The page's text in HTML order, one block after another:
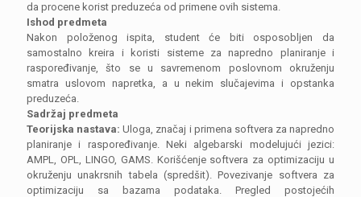
da procene korist preduzeća od primene ovih sistema.
Ishod predmeta
Nakon položenog ispita, student će biti osposobljen da
samostalno kreira i koristi sisteme za napredno planiranje i
raspoređivanje, što se u savremenom poslovnom okruženju
smatra uslovom napretka, a u nekim slučajevima i opstanka
preduzeća.
Sadržaj predmeta
Teorijska nastava: Uloga, značaj i primena softvera za napredno
planiranje i raspoređivanje. Neki algebarski modelujući jezici:
AMPL, OPL, LINGO, GAMS. Korišćenje softvera za optimizaciju u
okruženju unakrsnih tabela (spredšit). Povezivanje softvera za
optimizaciju sa bazama podataka. Pregled postojećih